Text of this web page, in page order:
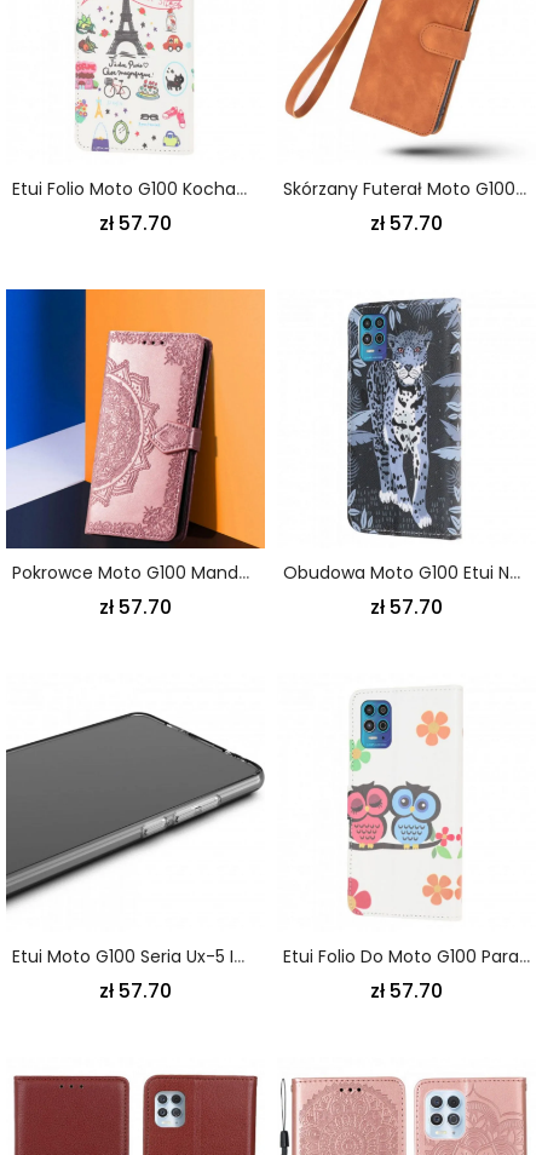
Etui Folio Moto G100 Kocham Paryż Etui Ochronne
zł 57.70
Skórzany Futerał Moto G100 Etui Na Telefon Dotyk Skóry
zł 57.70
Pokrowce Moto G100 Mandala Średniowiecze
zł 57.70
Obudowa Moto G100 Etui Na Telefon Leopard Strappy
zł 57.70
Etui Moto G100 Seria Ux-5 Imak Etui Ochronne
zł 57.70
Etui Folio Do Moto G100 Para Sów
zł 57.70